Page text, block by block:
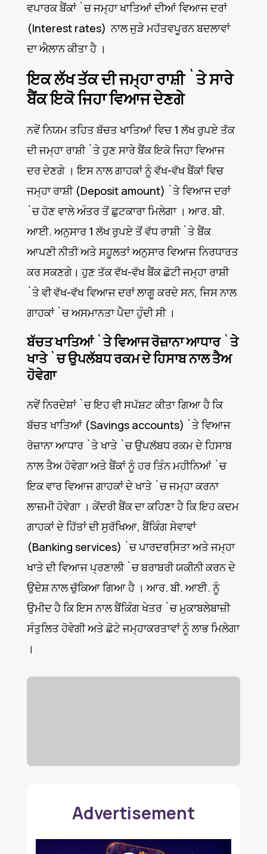
ਵਪਾਰਕ ਬੈਂਕਾਂ `ਚ ਜਮ੍ਹਾ ਖਾਤਿਆਂ ਦੀਆਂ ਵਿਆਜ ਦਰਾਂ
(Interest rates) ਨਾਲ ਜੁੜੇ ਮਹੱਤਵਪੂਰਨ ਬਦਲਾਵਾਂ
ਦਾ ਐਲਾਨ ਕੀਤਾ ਹੈ ।
ਇਕ ਲੱਖ ਤੱਕ ਦੀ ਜਮ੍ਹਾ ਰਾਸ਼ੀ `ਤੇ ਸਾਰੇ
ਬੈਂਕ ਇਕੋ ਜਿਹਾ ਵਿਆਜ ਦੇਣਗੇ
ਨਵੇਂ ਨਿਯਮ ਤਹਿਤ ਬੱਚਤ ਖਾਤਿਆਂ ਵਿਚ 1 ਲੱਖ ਰੁਪਏ ਤੱਕ
ਦੀ ਜਮ੍ਹਾ ਰਾਸ਼ੀ `ਤੇ ਹੁਣ ਸਾਰੇ ਬੈਂਕ ਇਕੋ ਜਿਹਾ ਵਿਆਜ
ਦਰ ਦੇਣਗੇ । ਇਸ ਨਾਲ ਗਾਹਕਾਂ ਨੂੰ ਵੱਖ-ਵੱਖ ਬੈਂਕਾਂ ਵਿਚ
ਜਮ੍ਹਾ ਰਾਸ਼ੀ (Deposit amount) `ਤੇ ਵਿਆਜ ਦਰਾਂ
`ਚ ਹੋਣ ਵਾਲੇ ਅੰਤਰ ਤੋਂ ਛੁਟਕਾਰਾ ਮਿਲੇਗਾ । ਆਰ. ਬੀ.
ਆਈ. ਅਨੁਸਾਰ 1 ਲੱਖ ਰੁਪਏ ਤੋਂ ਵੱਧ ਰਾਸ਼ੀ `ਤੇ ਬੈਂਕ
ਆਪਣੀ ਨੀਤੀ ਅਤੇ ਸਹੂਲਤਾਂ ਅਨੁਸਾਰ ਵਿਆਜ ਨਿਰਧਾਰਤ
ਕਰ ਸਕਣਗੇ। ਹੁਣ ਤੱਕ ਵੱਖ-ਵੱਖ ਬੈਂਕ ਛੋਟੀ ਜਮ੍ਹਾ ਰਾਸ਼ੀ
`ਤੇ ਵੀ ਵੱਖ-ਵੱਖ ਵਿਆਜ ਦਰਾਂ ਲਾਗੂ ਕਰਦੇ ਸਨ, ਜਿਸ ਨਾਲ
ਗਾਹਕਾਂ `ਚ ਅਸਮਾਨਤਾ ਪੈਦਾ ਹੁੰਦੀ ਸੀ ।
ਬੱਚਤ ਖਾਤਿਆਂ `ਤੇ ਵਿਆਜ ਰੋਜ਼ਾਨਾ ਆਧਾਰ `ਤੇ
ਖਾਤੇ `ਚ ਉਪਲੱਬਧ ਰਕਮ ਦੇ ਹਿਸਾਬ ਨਾਲ ਤੈਅ
ਹੋਵੇਗਾ
ਨਵੇਂ ਨਿਰਦੇਸ਼ਾਂ `ਚ ਇਹ ਵੀ ਸਪੱਸ਼ਟ ਕੀਤਾ ਗਿਆ ਹੈ ਕਿ
ਬੱਚਤ ਖਾਤਿਆਂ (Savings accounts) `ਤੇ ਵਿਆਜ
ਰੋਜ਼ਾਨਾ ਆਧਾਰ `ਤੇ ਖਾਤੇ `ਚ ਉਪਲੱਬਧ ਰਕਮ ਦੇ ਹਿਸਾਬ
ਨਾਲ ਤੈਅ ਹੋਵੇਗਾ ਅਤੇ ਬੈਂਕਾਂ ਨੂੰ ਹਰ ਤਿੰਨ ਮਹੀਨਿਆਂ `ਚ
ਇਕ ਵਾਰ ਵਿਆਜ ਗਾਹਕਾਂ ਦੇ ਖਾਤੇ `ਚ ਜਮ੍ਹਾ ਕਰਨਾ
ਲਾਜ਼ਮੀ ਹੋਵੇਗਾ । ਕੇਂਦਰੀ ਬੈਂਕ ਦਾ ਕਹਿਣਾ ਹੈ ਕਿ ਇਹ ਕਦਮ
ਗਾਹਕਾਂ ਦੇ ਹਿੱਤਾਂ ਦੀ ਸੁਰੱਖਿਆ, ਬੈਂਕਿੰਗ ਸੇਵਾਵਾਂ
(Banking services) `ਚ ਪਾਰਦਰਸਿ਼ਤਾ ਅਤੇ ਜਮ੍ਹਾ
ਖਾਤੇ ਦੀ ਵਿਆਜ ਪ੍ਰਣਾਲੀ `ਚ ਬਰਾਬਰੀ ਯਕੀਨੀ ਕਰਨ ਦੇ
ਉਦੇਸ਼ ਨਾਲ ਚੁੱਕਿਆ ਗਿਆ ਹੈ । ਆਰ. ਬੀ. ਆਈ. ਨੂੰ
ਉਮੀਦ ਹੈ ਕਿ ਇਸ ਨਾਲ ਬੈਂਕਿੰਗ ਖੇਤਰ `ਚ ਮੁਕਾਬਲੇਬਾਜ਼ੀ
ਸੰਤੁਲਿਤ ਹੋਵੇਗੀ ਅਤੇ ਛੋਟੇ ਜਮ੍ਹਾਕਰਤਾਵਾਂ ਨੂੰ ਲਾਭ ਮਿਲੇਗਾ
।
Advertisement